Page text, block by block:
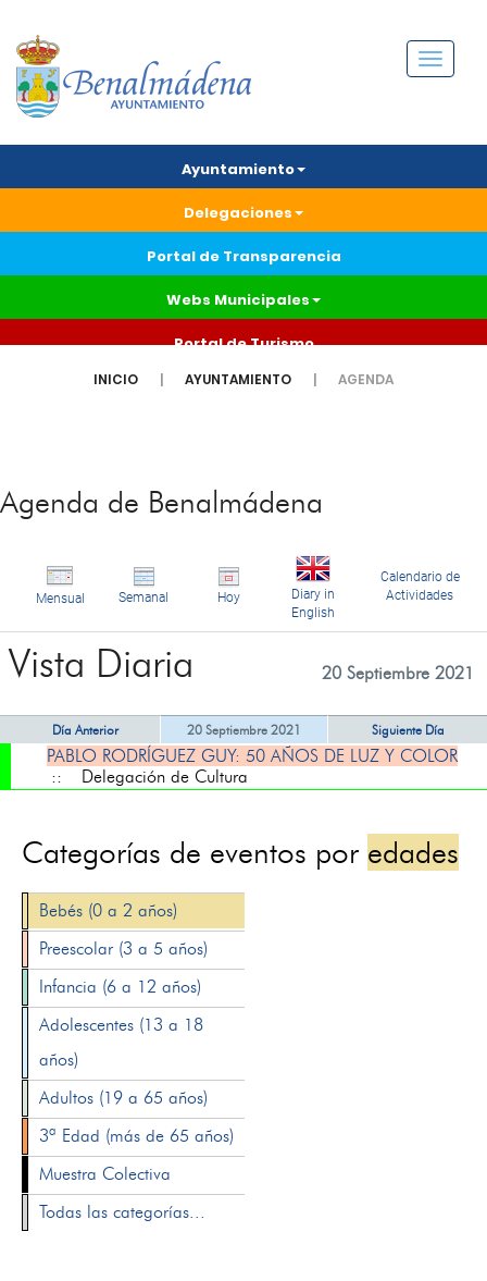
Menú
Ayuntamiento
Delegaciones
Portal de Transparencia
Webs Municipales
Portal de Turismo
INICIO AYUNTAMIENTO AGENDA
Agenda de Benalmádena
Mensual Semanal Hoy
Diary in
English
Calendario de
Actividades
Vista Diaria 20 Septiembre 2021
Día Anterior 20 Septiembre 2021 Siguiente Día
PABLO RODRÍGUEZ GUY: 50 AÑOS DE LUZ Y COLOR
:: Delegación de Cultura
Categorías de eventos por edades
Bebés (0 a 2 años)
Preescolar (3 a 5 años)
Infancia (6 a 12 años)
Adolescentes (13 a 18
años)
Adultos (19 a 65 años)
3ª Edad (más de 65 años)
Muestra Colectiva
Todas las categorías...